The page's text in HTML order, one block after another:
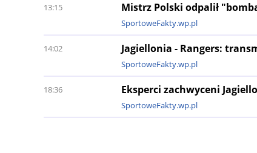
Mistrz Polski odpalił
13:15
SportoweFakty.wp.pl
Jagiellonia - Rangers:
14:02
SportoweFakty.wp.pl
Eksperci zachwyceni
18:36
SportoweFakty.wp.pl